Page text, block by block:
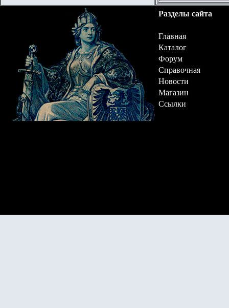
Разделы сайта
Главная
Каталог
Форум
Справочная
Новости
Магазин
Ссылки